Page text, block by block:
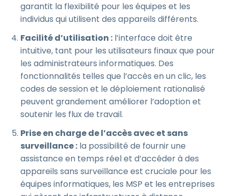
garantit la flexibilité pour les équipes et les
individus qui utilisent des appareils différents.
Facilité d’utilisation : l’interface doit être
intuitive, tant pour les utilisateurs finaux que pour
les administrateurs informatiques. Des
fonctionnalités telles que l’accès en un clic, les
codes de session et le déploiement rationalisé
peuvent grandement améliorer l’adoption et
soutenir les flux de travail.
Prise en charge de l’accès avec et sans
surveillance : la possibilité de fournir une
assistance en temps réel et d’accéder à des
appareils sans surveillance est cruciale pour les
équipes informatiques, les MSP et les entreprises